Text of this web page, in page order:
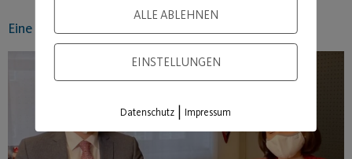
Eine Videobotschaft an alle Post SV-Mitglieder!
ALLE ABLEHNEN
EINSTELLUNGEN
Datenschutz |Impressum